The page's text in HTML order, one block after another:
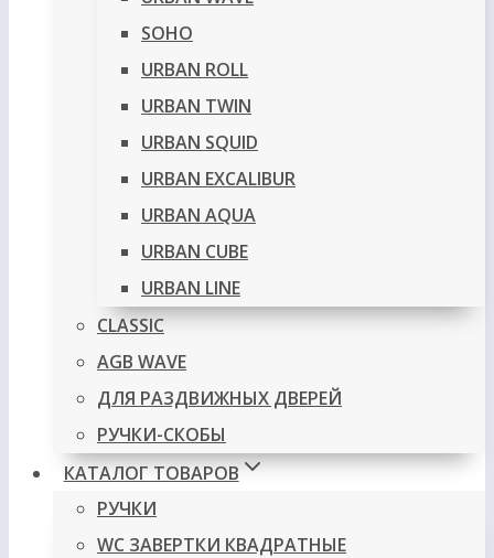
SOHO
URBAN ROLL
URBAN TWIN
URBAN SQUID
URBAN EXCALIBUR
URBAN AQUA
URBAN CUBE
URBAN LINE
CLASSIC
AGB WAVE
ДЛЯ РАЗДВИЖНЫХ ДВЕРЕЙ
РУЧКИ-СКОБЫ
КАТАЛОГ ТОВАРОВ
РУЧКИ
WC ЗАВЕРТКИ КВАДРАТНЫЕ